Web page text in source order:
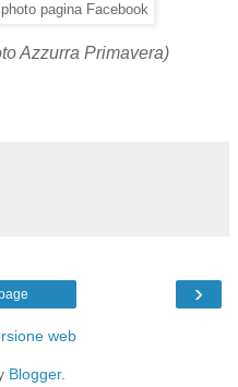
pagina Facebook
Azzurra Primavera)
›
web
Blogger.